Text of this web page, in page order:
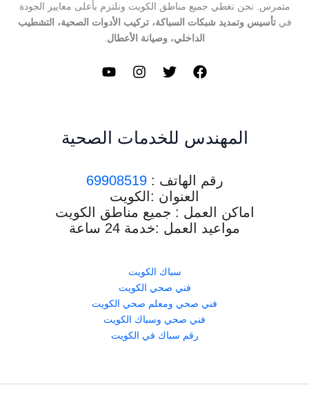
متمرس. نحن نغطي جميع مناطق الكويت ونلتزم بأعلى معايير الجودة
فيتأسيس وتمديد شبكات السباكة، تركيب الأدوات الصحية، التشطيب
الداخلي، وصيانة الأعطال.
المهندس للخدمات الصحية
رقم الهاتف :69908519
العنوان :الكويت
اماكن العمل : جميع مناطق الكويت
مواعيد العمل :خدمة 24 ساعة
سباك الكويت
فني صحي الكويت
فني صحي ومعلم صحي الكويت
فني صحي وسباك الكويت
رقم سباك في الكويت